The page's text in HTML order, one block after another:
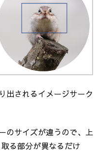
出されるイメージサーク
のサイズが違うので、上
る部分が異なるだけ